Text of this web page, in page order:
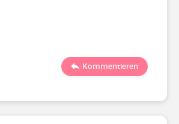
Kommentieren